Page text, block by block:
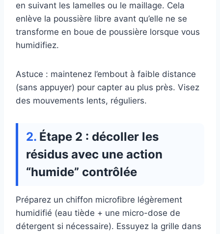
en suivant les lamelles ou le maillage. Cela
enlève la poussière libre avant qu’elle ne se
transforme en boue de poussière lorsque vous
humidifiez.
Astuce : maintenez l’embout à faible distance
(sans appuyer) pour capter au plus près. Visez
des mouvements lents, réguliers.
Étape 2 : décoller les
résidus avec une action
“humide” contrôlée
Préparez un chiffon microfibre légèrement
humidifié (eau tiède + une micro-dose de
détergent si nécessaire). Essuyez la grille dans